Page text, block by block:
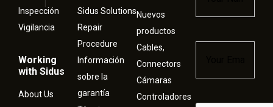
Inspección
Vigilancia
Working
with Sidus
About Us
Sidus Solutions
Repair
Procedure
Información
sobre la
garantía
Nuevos
productos
Cables,
Connectors
Cámaras
Controladores